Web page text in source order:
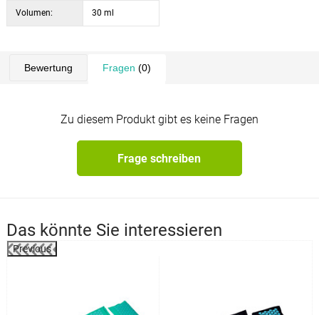
Volumen: 30 ml
Bewertung Fragen (0)
Zu diesem Produkt gibt es keine Fragen
Frage schreiben
Das könnte Sie interessieren
Previous